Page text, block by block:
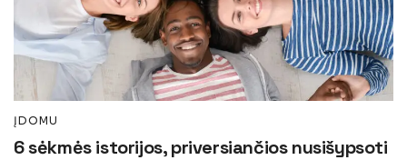
ĮDOMU
6 sėkmės istorijos, priversiančios nusišypsoti